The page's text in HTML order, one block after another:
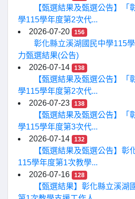
【甄選結果及甄選公告】「
學115學年度第2次代...
2026-07-20
156
彰化縣立溪湖國民中學115
力甄選結果(公告)
2026-07-14
138
【甄選結果及甄選公告】「
學115學年度第2次代...
2026-07-23
138
【甄選結果及甄選公告】「
學115學年度第3次代...
2026-07-14
132
【甄選結果及甄選公告】彰
115學年度第1次教學...
2026-07-16
128
【甄選結果】彰化縣立溪湖